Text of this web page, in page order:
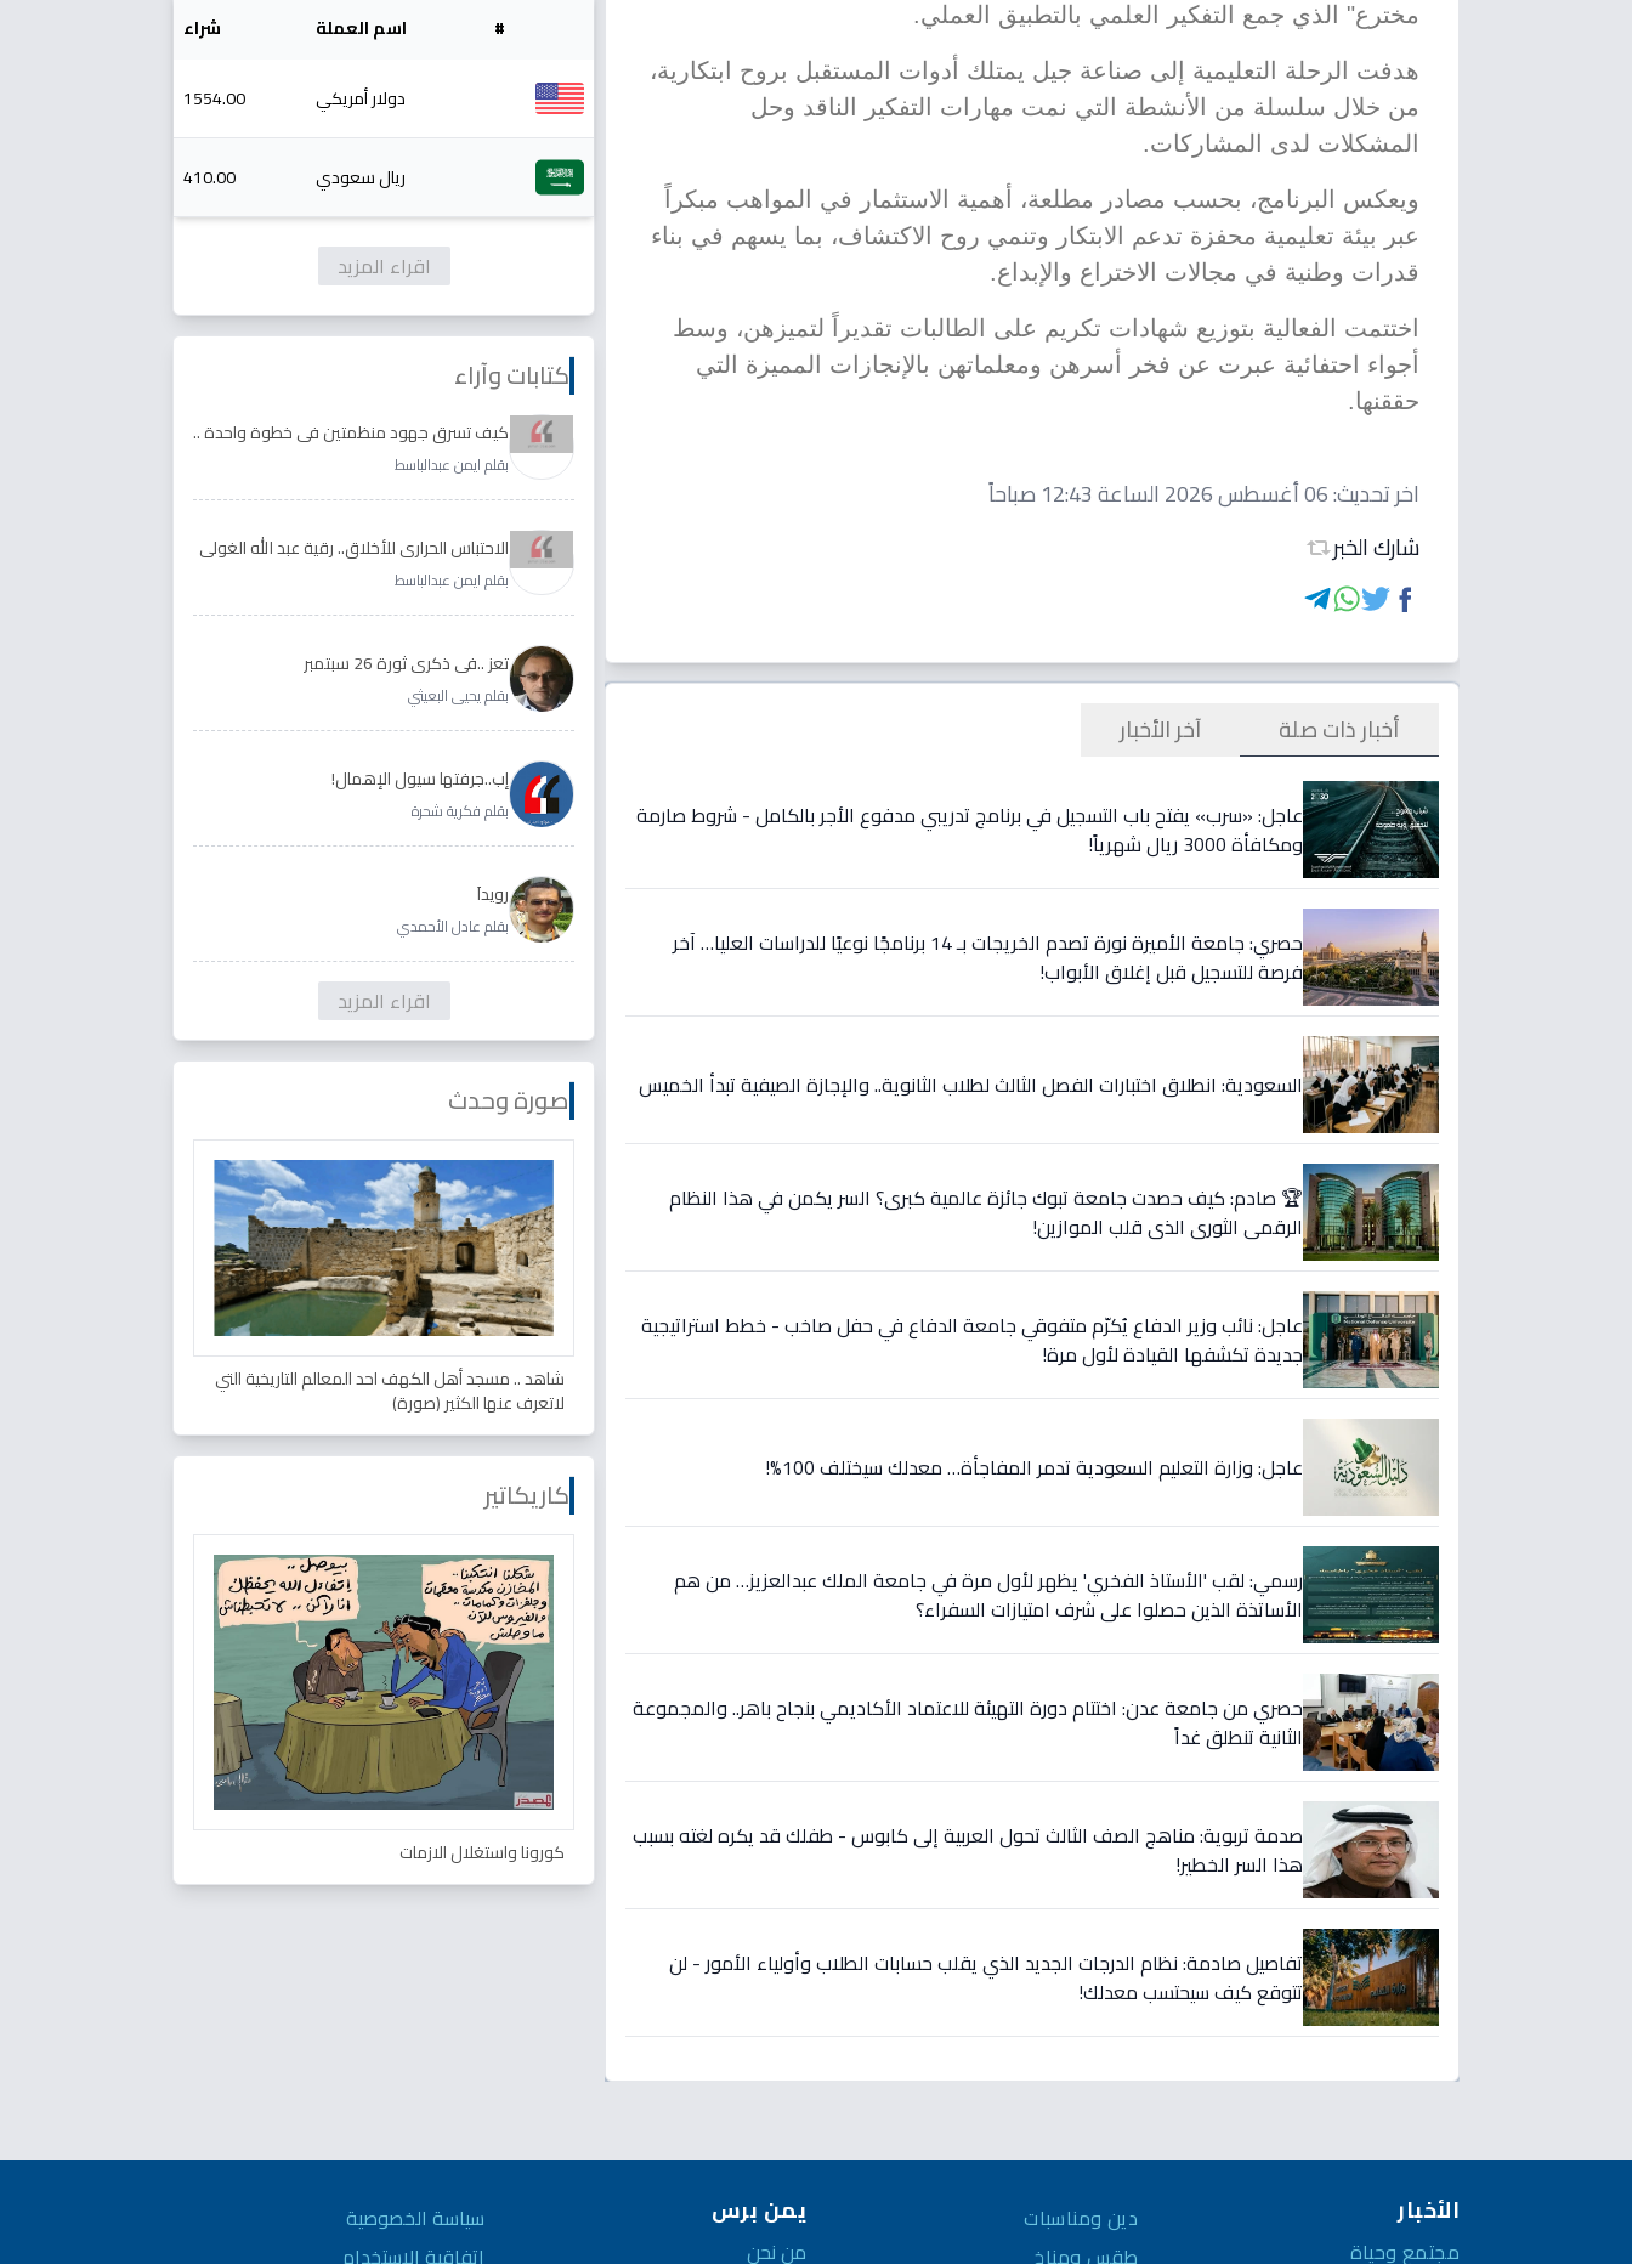
مخترع" الذي جمع التفكير العلمي بالتطبيق العملي.
هدفت الرحلة التعليمية إلى صناعة جيل يمتلك أدوات المستقبل بروح ابتكارية،
من خلال سلسلة من الأنشطة التي نمت مهارات التفكير الناقد وحل
المشكلات لدى المشاركات.
ويعكس البرنامج، بحسب مصادر مطلعة، أهمية الاستثمار في المواهب مبكراً
عبر بيئة تعليمية محفزة تدعم الابتكار وتنمي روح الاكتشاف، بما يسهم في بناء
قدرات وطنية في مجالات الاختراع والإبداع.
اختتمت الفعالية بتوزيع شهادات تكريم على الطالبات تقديراً لتميزهن، وسط
أجواء احتفائية عبرت عن فخر أسرهن ومعلماتهن بالإنجازات المميزة التي
حققنها.
اخر تحديث:06 أغسطس 2026 الساعة 12:43 صباحاً
شارك الخبر
أخبار ذات صلة آخر الأخبار
عاجل: «سرب» يفتح باب التسجيل في برنامج تدريبي مدفوع الأجر بالكامل - شروط صارمة
ومكافأة 3000 ريال شهرياً!
حصري: جامعة الأميرة نورة تصدم الخريجات بـ 14 برنامجًا نوعيًا للدراسات العليا… آخر
فرصة للتسجيل قبل إغلاق الأبواب!
السعودية: انطلاق اختبارات الفصل الثالث لطلاب الثانوية.. والإجازة الصيفية تبدأ الخميس
🏆 صادم: كيف حصدت جامعة تبوك جائزة عالمية كبرى؟ السر يكمن في هذا النظام
الرقمي الثوري الذي قلب الموازين!
عاجل: نائب وزير الدفاع يُكرّم متفوقي جامعة الدفاع في حفل صاخب - خطط استراتيجية
جديدة تكشفها القيادة لأول مرة!
عاجل: وزارة التعليم السعودية تدمر المفاجأة… معدلك سيختلف 100%!
رسمي: لقب 'الأستاذ الفخري' يظهر لأول مرة في جامعة الملك عبدالعزيز… من هم
الأساتذة الذين حصلوا على شرف امتيازات السفراء؟
حصري من جامعة عدن: اختتام دورة التهيئة للاعتماد الأكاديمي بنجاح باهر.. والمجموعة
الثانية تنطلق غداً
صدمة تربوية: مناهج الصف الثالث تحول العربية إلى كابوس - طفلك قد يكره لغته بسبب
هذا السر الخطير!
تفاصيل صادمة: نظام الدرجات الجديد الذي يقلب حسابات الطلاب وأولياء الأمور - لن
تتوقع كيف سيحتسب معدلك!
# اسم العملة شراء
دولار أمريكي 1554.00
ريال سعودي 410.00
اقراء المزيد
كتابات وآراء
كيف تسرق جهود منظمتين في خطوة واحدة ..
الأجابة لدى رقية عبد الله الغولي وغدير طيره
بقلم ايمن عبدالباسط
الاحتباس الحراري للأخلاق.. رقية عبد الله الغولي
وغدير طيره نموذجا
بقلم ايمن عبدالباسط
تعز ..في ذكرى ثورة 26 سبتمبر
بقلم يحيى البعيثي
إب..جرفتها سيول الإهمال!
بقلم فكرية شحرة
رويداَ
بقلم عادل الأحمدي
اقراء المزيد
صورة وحدث
شاهد .. مسجد أهل الكهف احد المعالم التاريخية التي
لاتعرف عنها الكثير (صورة)
كاريكاتير
كورونا واستغلال الازمات
الأخبار
مجتمع وحياة
دين ومناسبات
طقس ومناخ
يمن برس
من نحن
سياسة الخصوصية
اتفاقية الاستخدام